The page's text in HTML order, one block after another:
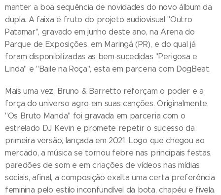
manter a boa sequência de novidades do novo álbum da
dupla. A faixa é fruto do projeto audiovisual "Outro
Patamar", gravado em junho deste ano, na Arena do
Parque de Exposições, em Maringá (PR), e do qual já
foram disponibilizadas as bem-sucedidas "Perigosa e
Linda" e "Baile na Roça", esta em parceria com DogBeat.
Mais uma vez, Bruno & Barretto reforçam o poder e a
força do universo agro em suas canções. Originalmente,
"Os Bruto Manda" foi gravada em parceria com o
estrelado DJ Kevin e promete repetir o sucesso da
primeira versão, lançada em 2021. Logo que chegou ao
mercado, a música se tornou febre nas principais festas,
paredões de som e em criações de vídeos nas mídias
sociais, afinal, a composição exalta uma certa preferência
feminina pelo estilo inconfundível da bota, chapéu e fivela.